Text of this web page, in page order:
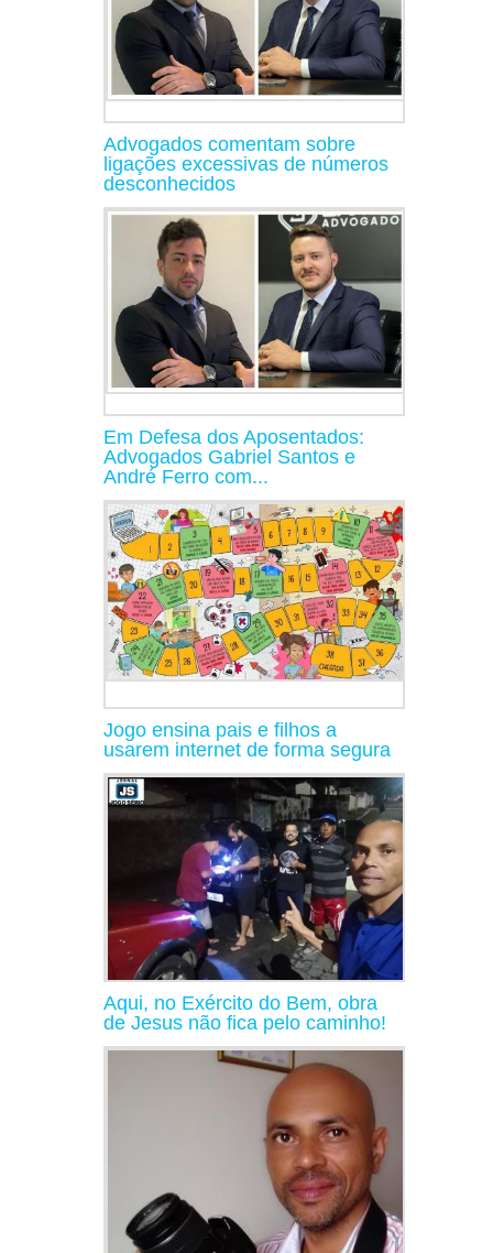
Advogados comentam sobre
ligações excessivas de números
desconhecidos
Em Defesa dos Aposentados:
Advogados Gabriel Santos e
André Ferro com...
Jogo ensina pais e filhos a
usarem internet de forma segura
Aqui, no Exército do Bem, obra
de Jesus não fica pelo caminho!